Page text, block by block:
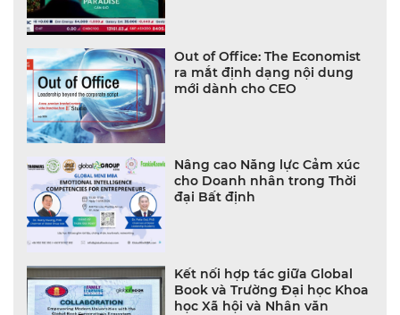
Out of Office: The Economist
ra mắt định dạng nội dung
mới dành cho CEO
Nâng cao Năng lực Cảm xúc
cho Doanh nhân trong Thời
đại Bất định
Kết nối hợp tác giữa Global
Book và Trường Đại học Khoa
học Xã hội và Nhân văn